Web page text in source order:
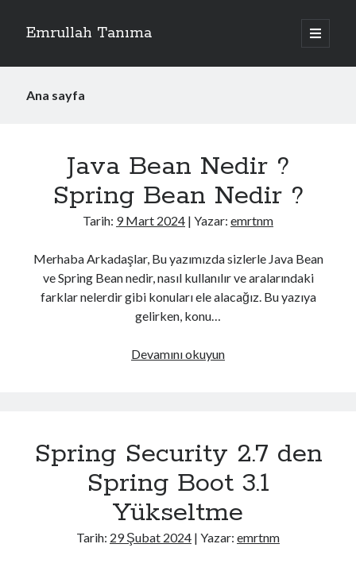
Emrullah Tanıma
ana
menüyü
Yan
Menü
Ana sayfa
Tanıma
Yazılar
Java Bean Nedir ?
Spring Bean Nedir ?
Tarih: 9 Mart 2024 | Yazar: emrtnm
Merhaba Arkadaşlar, Bu yazımızda sizlerle Java Bean
ve Spring Bean nedir, nasıl kullanılır ve aralarındaki
farklar nelerdir gibi konuları ele alacağız. Bu yazıya
gelirken, konu…
Devamını okuyunJava
Bean
?
Spring Security 2.7 den
Spring Boot 3.1
Yükseltme
Tarih: 29 Şubat 2024 | Yazar: emrtnm